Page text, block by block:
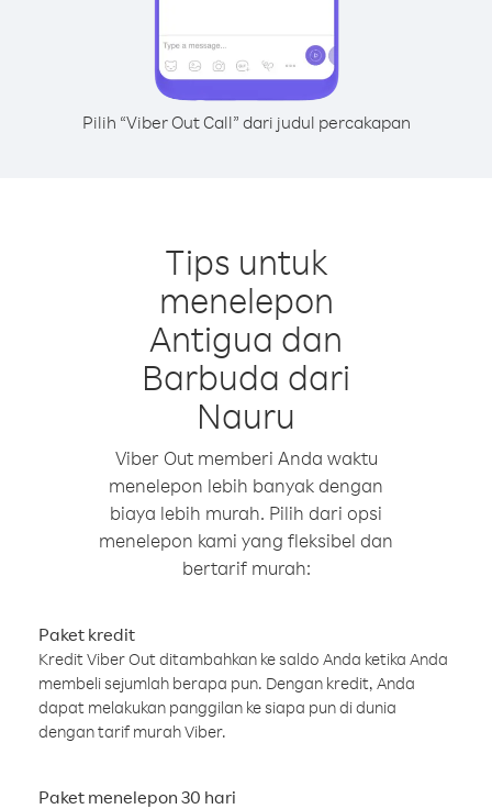
Pilih “Viber Out Call” dari judul percakapan
Tips untuk
menelepon
Antigua dan
Barbuda dari
Nauru
Viber Out memberi Anda waktu
menelepon lebih banyak dengan
biaya lebih murah. Pilih dari opsi
menelepon kami yang fleksibel dan
bertarif murah:
Paket kredit
Kredit Viber Out ditambahkan ke saldo Anda ketika Anda
membeli sejumlah berapa pun. Dengan kredit, Anda
dapat melakukan panggilan ke siapa pun di dunia
dengan tarif murah Viber.
Paket menelepon 30 hari